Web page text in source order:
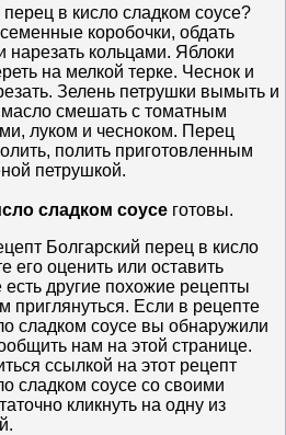
перец в кисло сладком соусе?
коробочки, обдать
нарезать кольцами. Яблоки
на мелкой терке. Чеснок и
Зелень петрушки вымыть и
масло смешать с томатным
луком и чесноком. Перец
полить приготовленным
петрушкой.
сладком соусе готовы.
Болгарский перец в кисло
его оценить или оставить
другие похожие рецепты
приглянуться. Если в рецепте
сладком соусе вы обнаружили
нам на этой странице.
ссылкой на этот рецепт
сладком соусе со своими
кликнуть на одну из